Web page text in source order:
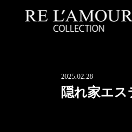
2025.02.28
隠れ家エ